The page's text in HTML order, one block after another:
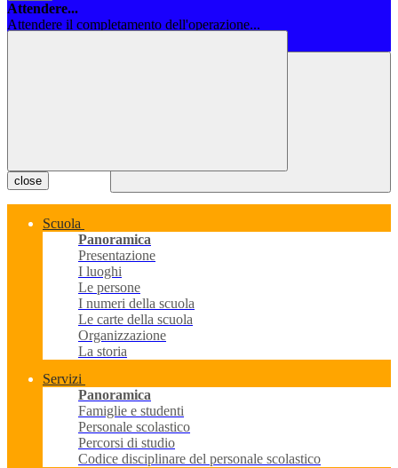
Attendere...
Attendere il completamento dell'operazione...
close
Scuola
Panoramica
Presentazione
I luoghi
Le persone
I numeri della scuola
Le carte della scuola
Organizzazione
La storia
Servizi
Panoramica
Famiglie e studenti
Personale scolastico
Percorsi di studio
Codice disciplinare del personale scolastico